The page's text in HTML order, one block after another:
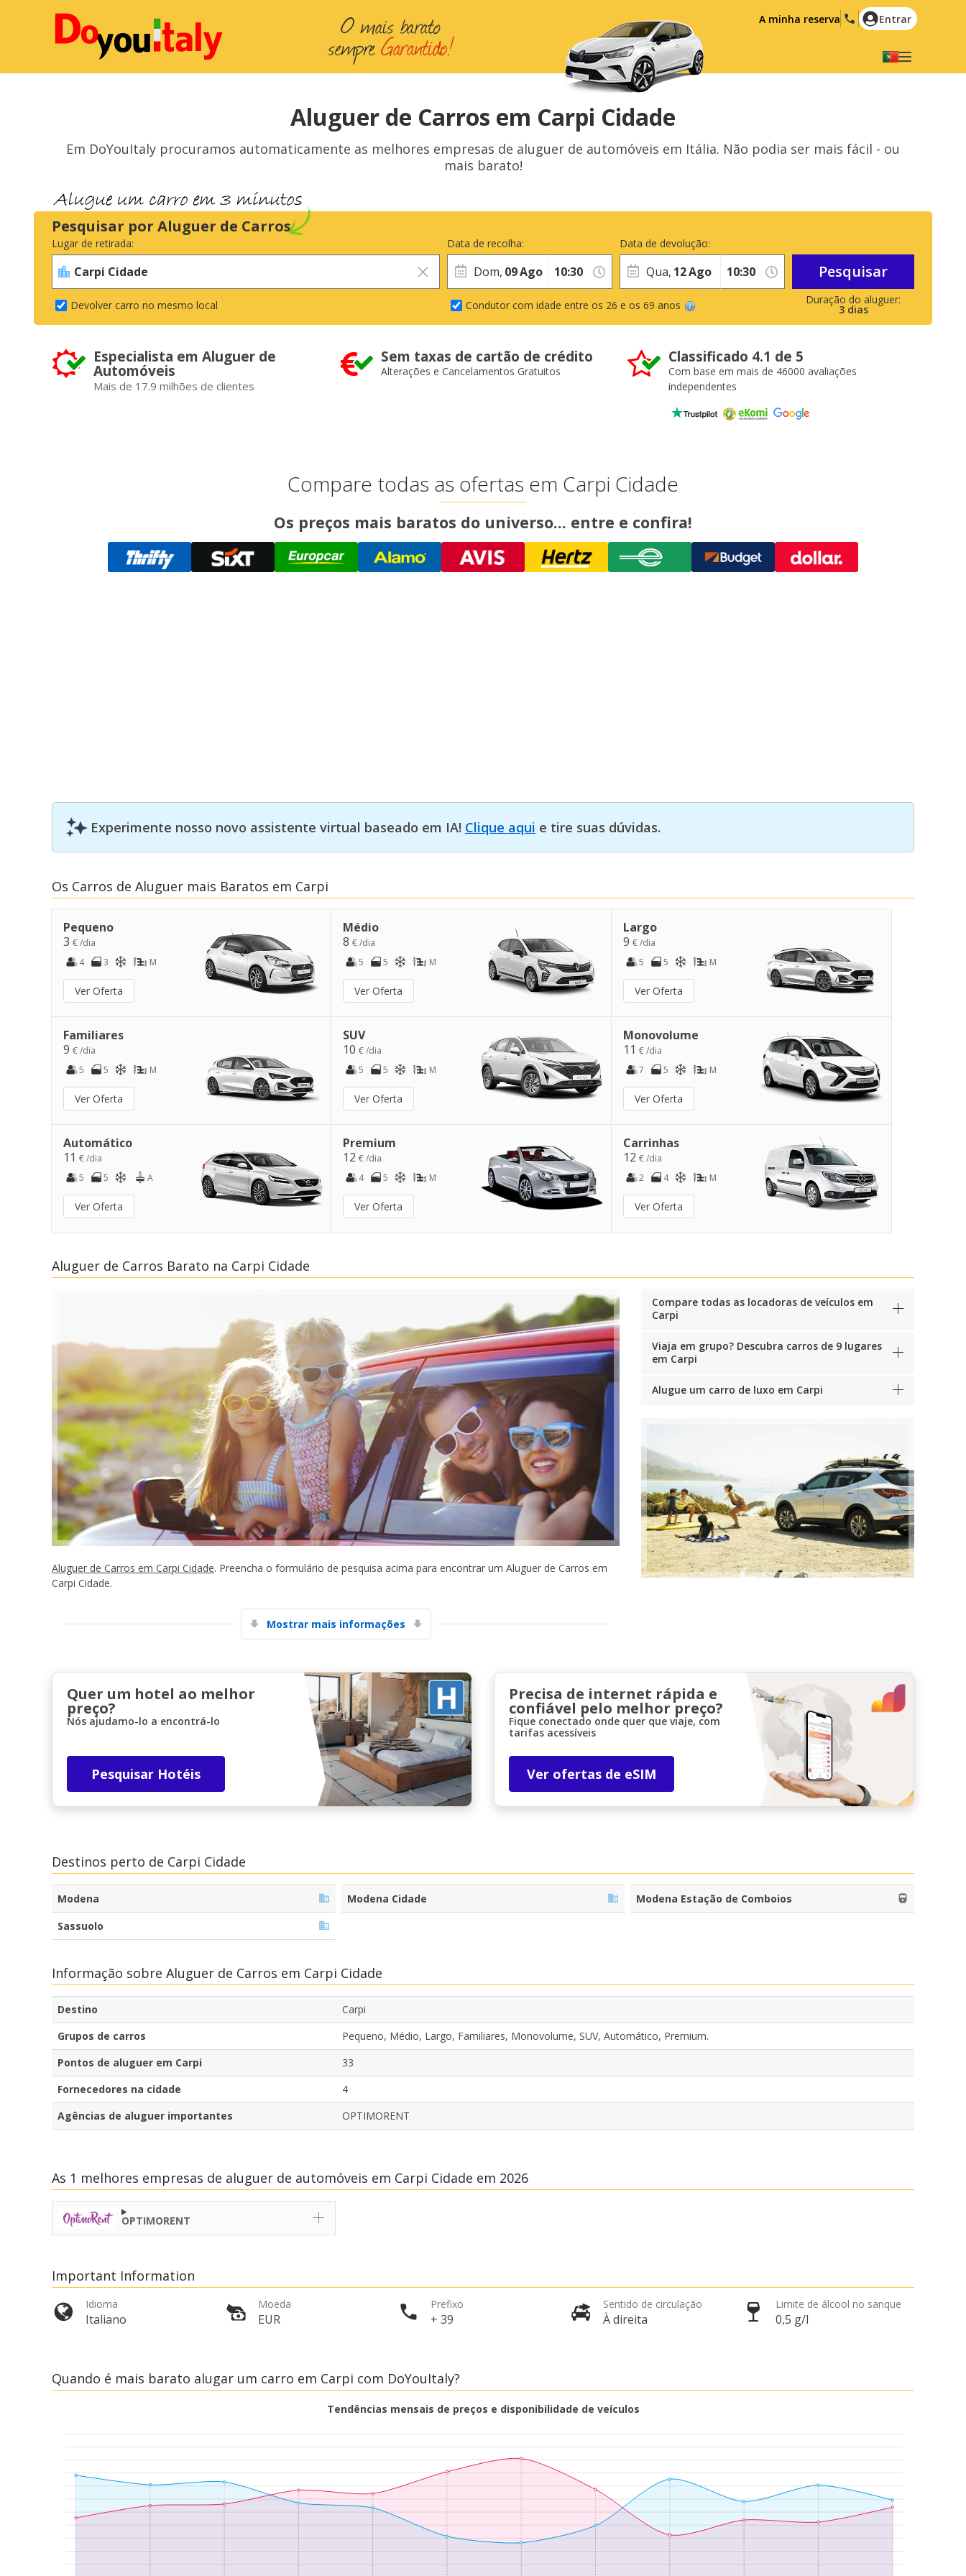
Descontos especiais
Aceda a ofertas exclusivas dos nossos
fornecedores
A minha reserva Entrar
Italiano
Nederlands
Русский
Hrvatski
العربية
Aluguer de Carros em Carpi Cidade
Em DoYouItaly procuramos automaticamente as melhores empresas de aluguer de automóveis em Itália. Não podia ser mais fácil - ou
mais barato!
Pesquisar por Aluguer de Carros
Lugar de retirada:
Devolver carro no mesmo local
Data de recolha:
Dom, 09Ago
3 dias
Data de devolução:
Qua, 12Ago
Condutor com idade entre os 26 e os 69 anos
Pesquisar
Especialista em Aluguer de
Automóveis
Mais de 17.9 milhões de clientes
Sem taxas de cartão de crédito
Alterações e Cancelamentos Gratuitos
Classificado 4.1 de 5
Com base em mais de 46000 avaliações
independentes
Compare todas as ofertas em Carpi Cidade
Os preços mais baratos do universo... entre e confira!
Experimente nosso novo assistente virtual baseado em IA! Clique aqui e tire suas dúvidas.
Os Carros de Aluguer mais Baratos em Carpi
Pequeno
3 € /dia
4
3 M
Ver Oferta
Médio
8€ /dia
5
5 M
Ver Oferta
Largo
9 € /dia
5
5 M
Ver Oferta
Familiares
9 € /dia
5
5 M
Ver Oferta
SUV
10€ /dia
5
5 M
Ver Oferta
Monovolume
11 € /dia
7
5 M
Ver Oferta
Automático
11 € /dia
5
5 A
Ver Oferta
Premium
12€ /dia
4
5 M
Ver Oferta
Carrinhas
12 € /dia
2
4 M
Ver Oferta
Aluguer de Carros Barato na Carpi Cidade
Aluguer de Carros em Carpi Cidade. Preencha o formulário de pesquisa acima para encontrar um Aluguer de Carros em
Carpi Cidade.
Mostrar mais informações
Compare todas as locadoras de veículos em
Carpi
Viaja em grupo? Descubra carros de 9 lugares
em Carpi
Alugue um carro de luxo em Carpi
Quer um hotel ao melhor
preço?
Nós ajudamo-lo a encontrá-lo
Pesquisar Hotéis
Precisa de internet rápida e
confiável pelo melhor preço?
Fique conectado onde quer que viaje, com
tarifas acessíveis
Ver ofertas de eSIM
Destinos perto de Carpi Cidade
Modena Modena Cidade
Modena Estação de Comboios
Sassuolo
Informação sobre Aluguer de Carros em Carpi Cidade
Destino
Carpi
Grupos de carros
Pequeno, Médio, Largo, Familiares, Monovolume, SUV, Automático, Premium.
Pontos de aluguer em Carpi
33
Fornecedores na cidade
4
Agências de aluguer importantes
OPTIMORENT
As 1 melhores empresas de aluguer de automóveis em Carpi Cidade em 2026
OPTIMORENT
Important Information
Idioma
Italiano
Moeda
EUR
Prefixo
+ 39
Sentido de circulação
À direita
Limite de álcool no sanque
0,5 g/l
Quando é mais barato alugar um carro em Carpi com DoYouItaly?
Tendências mensais de preços e disponibilidade de veículos